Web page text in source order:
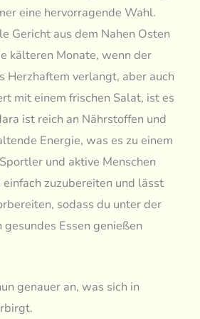
eine hervorragende Wahl.
Gericht aus dem Nahen Osten
kälteren Monate, wenn der
Herzhaftem verlangt, aber auch
mit einem frischen Salat, ist es
ist reich an Nährstoffen und
Energie, was es zu einem
und aktive Menschen
einfach zuzubereiten und lässt
sodass du unter der
Essen genießen
genauer an, was sich in